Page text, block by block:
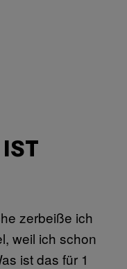
zerbeiße ich
weil ich schon
ist das für 1